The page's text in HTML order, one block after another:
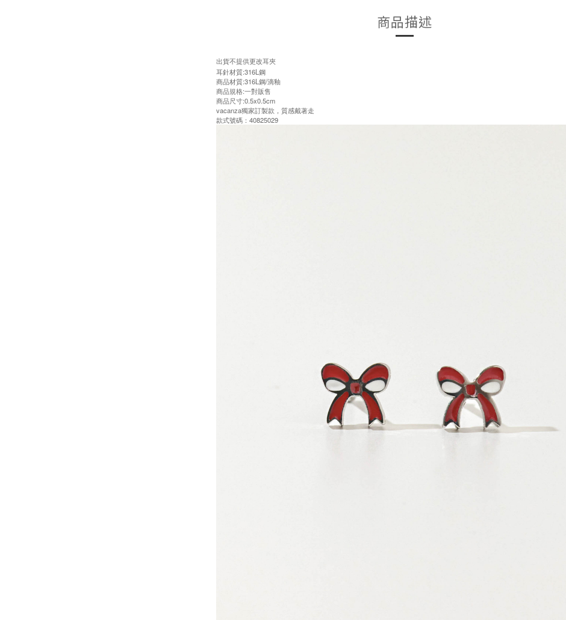
商品描述
出貨不提供更改耳夾
耳針材質:316L鋼
商品材質:316L鋼/滴釉
商品規格:一對販售
商品尺寸:0.5x0.5cm
vacanza獨家訂製款，質感戴著走
款式號碼：40825029